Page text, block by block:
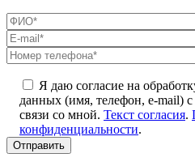
Я даю согласие на
данных (имя, телефон, e-mail)
связи со мной. Текст согласия.
конфиденциальности.